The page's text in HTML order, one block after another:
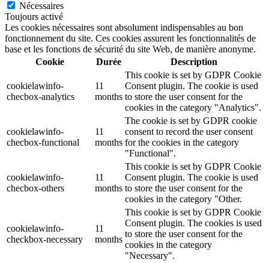
Nécessaires
Toujours activé
Les cookies nécessaires sont absolument indispensables au bon
fonctionnement du site. Ces cookies assurent les fonctionnalités de
base et les fonctions de sécurité du site Web, de manière anonyme.
Cookie
Durée Description
cookielawinfo-
checbox-analytics
11
months
This cookie is set by GDPR Cookie
Consent plugin. The cookie is used
to store the user consent for the
cookies in the category "Analytics".
cookielawinfo-
checbox-functional
11
months
The cookie is set by GDPR cookie
consent to record the user consent
for the cookies in the category
"Functional".
cookielawinfo-
checbox-others
11
months
This cookie is set by GDPR Cookie
Consent plugin. The cookie is used
to store the user consent for the
cookies in the category "Other.
cookielawinfo-
checkbox-necessary
11
months
This cookie is set by GDPR Cookie
Consent plugin. The cookies is used
to store the user consent for the
cookies in the category
"Necessary".